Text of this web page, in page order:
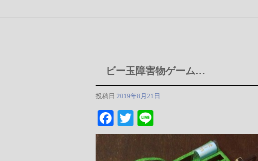
ビー玉障害物ゲーム…
投稿日 2019年8月21日
Fa
ce
bo
T
wi ne